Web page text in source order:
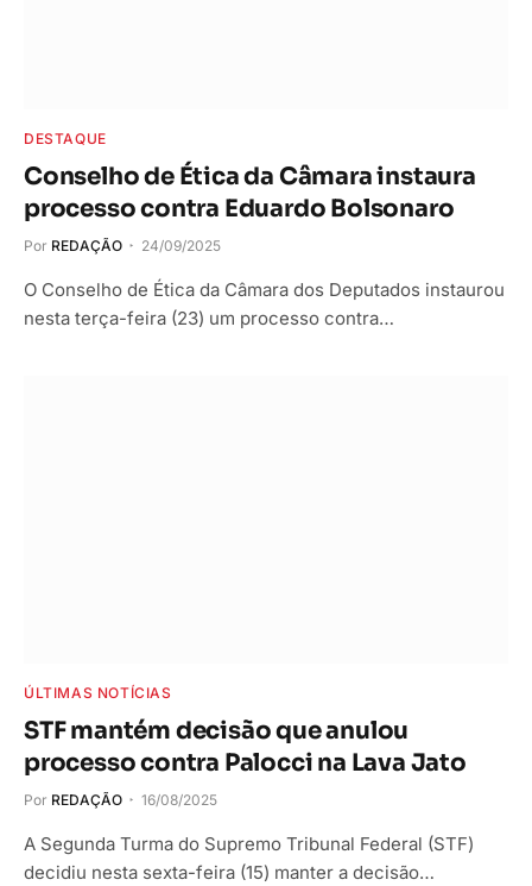
DESTAQUE
Conselho de Ética da Câmara instaura
processo contra Eduardo Bolsonaro
Por REDAÇÃO 24/09/2025
O Conselho de Ética da Câmara dos Deputados instaurou
nesta terça-feira (23) um processo contra…
ÚLTIMAS NOTÍCIAS
STF mantém decisão que anulou
processo contra Palocci na Lava Jato
Por REDAÇÃO 16/08/2025
A Segunda Turma do Supremo Tribunal Federal (STF)
decidiu nesta sexta-feira (15) manter a decisão…